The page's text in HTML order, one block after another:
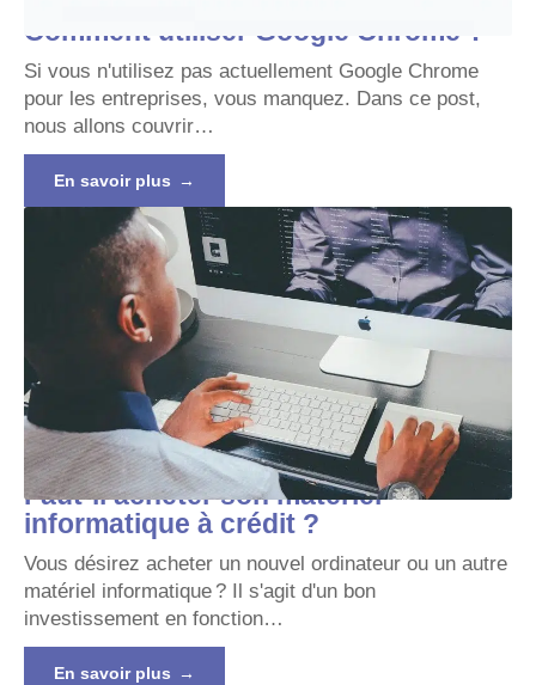
Comment utiliser Google Chrome ?
Si vous n'utilisez pas actuellement Google Chrome
pour les entreprises, vous manquez. Dans ce post,
nous allons couvrir…
En savoir plus
Faut-il acheter son matériel
informatique à crédit ?
Vous désirez acheter un nouvel ordinateur ou un autre
matériel informatique ? Il s'agit d'un bon
investissement en fonction…
En savoir plus